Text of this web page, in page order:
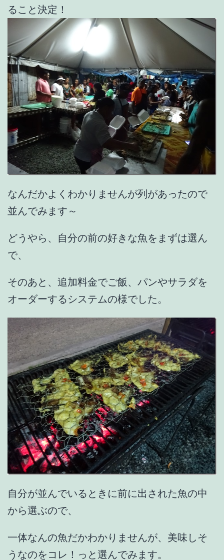
ること決定！
なんだかよくわかりませんが列があったので
並んでみます～
どうやら、自分の前の好きな魚をまずは選ん
で、
そのあと、追加料金でご飯、パンやサラダを
オーダーするシステムの様でした。
自分が並んでいるときに前に出された魚の中
から選ぶので、
一体なんの魚だかわかりませんが、美味しそ
うなのをコレ！っと選んでみます。